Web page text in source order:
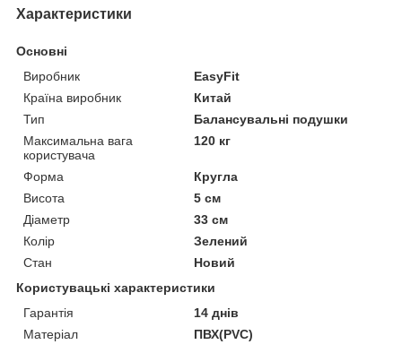
Характеристики
Основні
Виробник
EasyFit
Країна виробник
Китай
Тип
Балансувальні подушки
Максимальна вага
користувача
120 кг
Форма
Кругла
Висота
5 см
Діаметр
33 см
Колір
Зелений
Стан
Новий
Користувацькі характеристики
Гарантія
14 днів
Матеріал
ПВХ(PVC)